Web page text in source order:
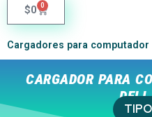
$0 0
Cargadores para computador
CARGADOR PARA